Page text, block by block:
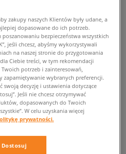
rozmiar będzie ponownie
zakupy naszych Klientów były udane, a
dopasowane do ich potrzeb.
bezpieczeństwa wszystkich
jeśli chcesz, abyśmy wykorzystywali
na naszej stronie do przygotowania
Ciebie treści, w tym rekomendacji
potrzeb i zainteresowań,
zapamiętywanie wybranych preferencji.
swoją decyzję i ustawienia dotyczące
Jeśli nie chcesz otrzymywać
dopasowanych do Twoich
W celu uzyskania więcej
prywatności.
Dostosuj